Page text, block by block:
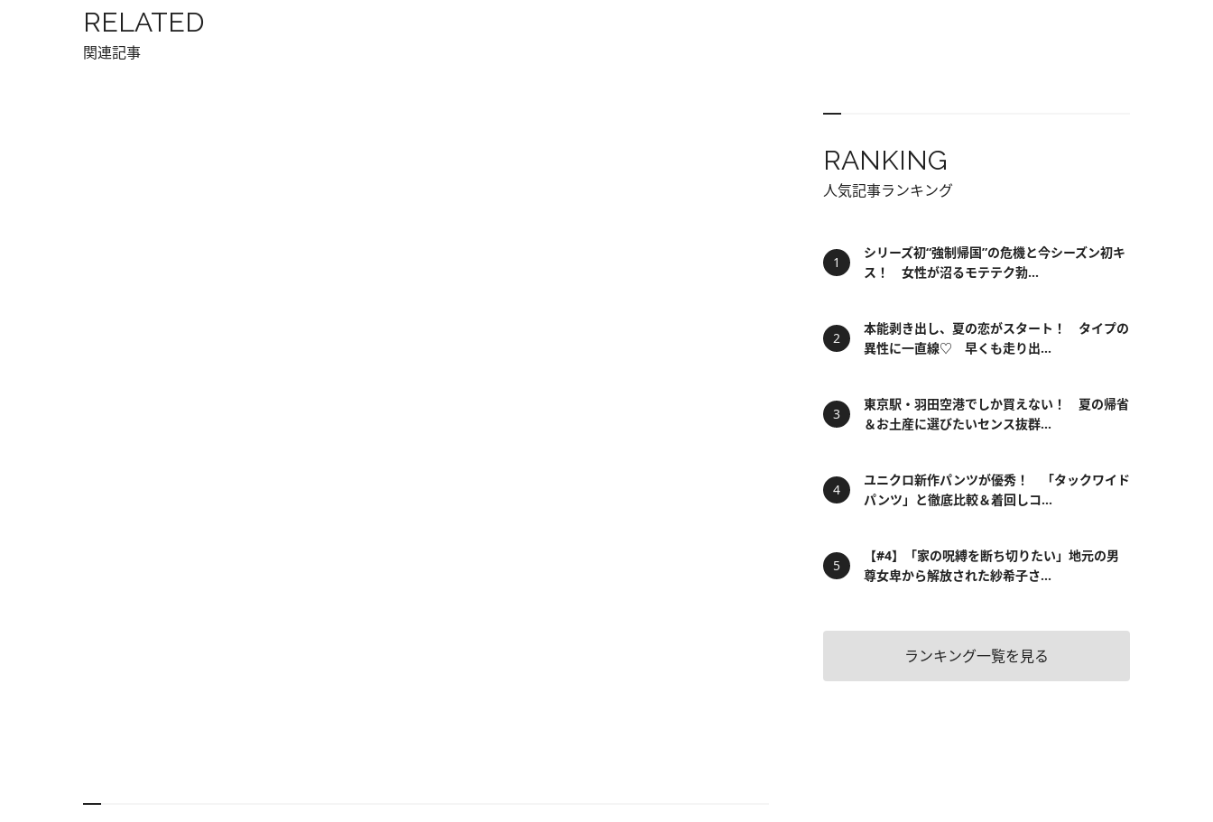
RELATED
関連記事
RANKING
人気記事ランキング
シリーズ初“強制帰国”の危機と今シーズン初キ
ス！ 女性が沼るモテテク勃...
本能剥き出し、夏の恋がスタート！ タイプの
異性に一直線♡ 早くも走り出...
東京駅・羽田空港でしか買えない！ 夏の帰省
＆お土産に選びたいセンス抜群...
ユニクロ新作パンツが優秀！ 「タックワイド
パンツ」と徹底比較＆着回しコ...
【#4】「家の呪縛を断ち切りたい」地元の男
尊女卑から解放された紗希子さ...
ランキング一覧を見る